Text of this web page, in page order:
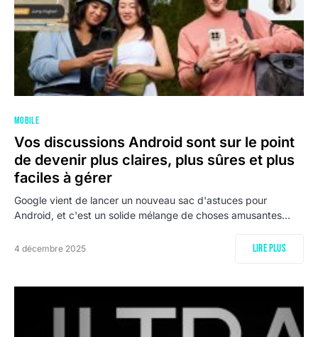
MOBILE
Vos discussions Android sont sur le point
de devenir plus claires, plus sûres et plus
faciles à gérer
Google vient de lancer un nouveau sac d'astuces pour
Android, et c'est un solide mélange de choses amusantes…
4 décembre 2025 Lire plus